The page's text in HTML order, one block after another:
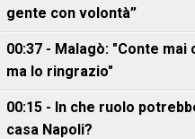
gente con volontà”
00:37 - Malagò: "Conte
ma lo ringrazio"
00:15 - In che ruolo
casa Napoli?